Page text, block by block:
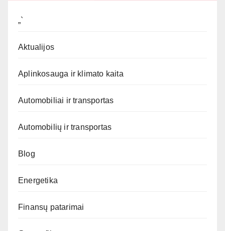
„`
Aktualijos
Aplinkosauga ir klimato kaita
Automobiliai ir transportas
Automobilių ir transportas
Blog
Energetika
Finansų patarimai